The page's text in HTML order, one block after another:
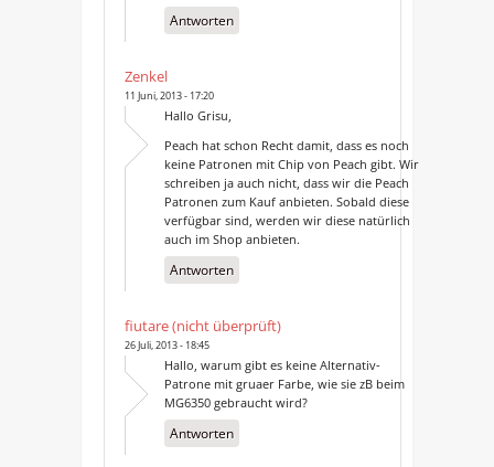
Antworten
Zenkel
11 Juni, 2013 - 17:20
Hallo Grisu,
Peach hat schon Recht damit, dass es noch
keine Patronen mit Chip von Peach gibt. Wir
schreiben ja auch nicht, dass wir die Peach
Patronen zum Kauf anbieten. Sobald diese
verfügbar sind, werden wir diese natürlich
auch im Shop anbieten.
Antworten
fiutare (nicht überprüft)
26 Juli, 2013 - 18:45
Hallo, warum gibt es keine Alternativ-
Patrone mit gruaer Farbe, wie sie zB beim
MG6350 gebraucht wird?
Antworten